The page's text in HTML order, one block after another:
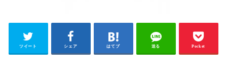
ツイート シェア はてブ 送る Pocket